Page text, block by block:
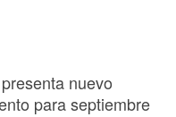
nuevo
para septiembre